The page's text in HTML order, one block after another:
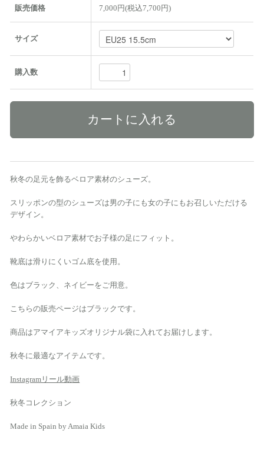
販売価格 7,000円(税込7,700円)
サイズ
購入数
秋冬の足元を飾るベロア素材のシューズ。
スリッポンの型のシューズは男の子にも女の子にもお召しいただける
デザイン。
やわらかいベロア素材でお子様の足にフィット。
靴底は滑りにくいゴム底を使用。
色はブラック、ネイビーをご用意。
こちらの販売ページはブラックです。
商品はアマイアキッズオリジナル袋に入れてお届けします。
秋冬に最適なアイテムです。
Instagramリール動画
秋冬コレクション
Made in Spain by Amaia Kids